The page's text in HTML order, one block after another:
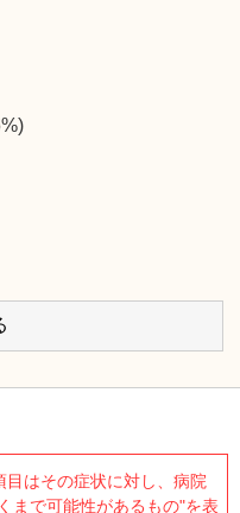
はその症状に対し、病院
まで可能性があるもの"を表